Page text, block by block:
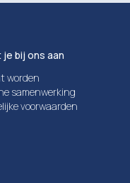
je bij ons aan
worden
samenwerking
voorwaarden